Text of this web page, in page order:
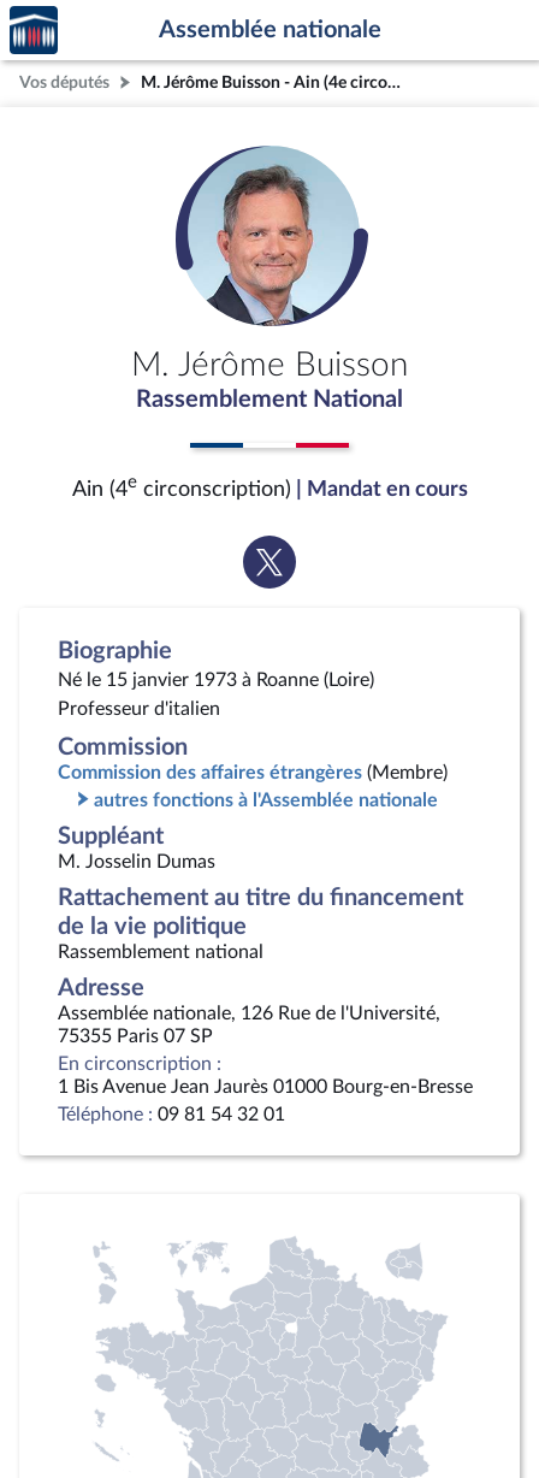
Aller au contenu
Aller en bas de la page
Accèder
à la
page
d'accueil
Assemblée nationale
Vos députés M. Jérôme Buisson - Ain (4e circonscription)
M. Jérôme Buisson
Rassemblement National
Ain (4ecirconscription) | Mandat en cours
Voir
la
Biographie
Né le 15 janvier 1973 à Roanne (Loire)
Professeur d'italien
Commission
Commission des affaires étrangères (Membre)
autres fonctions à l'Assemblée nationale
Suppléant
M. Josselin Dumas
Rattachement au titre du financement
de la vie politique
Rassemblement national
Adresse
Assemblée nationale, 126 Rue de l'Université,
75355 Paris 07 SP
En circonscription :
1 Bis Avenue Jean Jaurès 01000 Bourg-en-Bresse
Téléphone : 09 81 54 32 01